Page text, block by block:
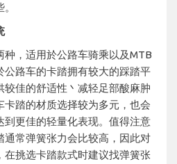
种，适用於公路车骑乘以及MTB
公路车的卡踏拥有较大的踩踏平
较佳的舒适性丶减轻足部酸麻肿
卡踏的材质选择较为多元，也会
到更佳的轻量化表现。值得注意
通常弹簧张力会比较高，因此对
在挑选卡踏款式时建议找弹簧张